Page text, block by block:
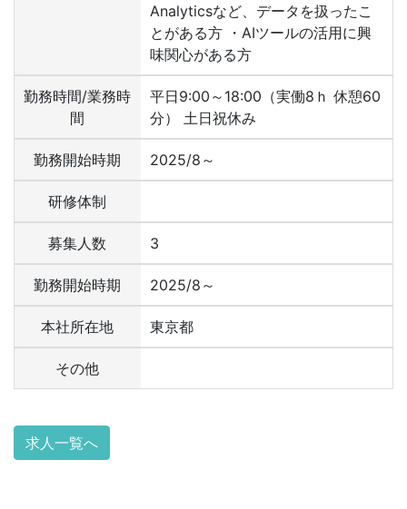
Analyticsなど、データを扱ったこ
とがある方 ・AIツールの活用に興
味関心がある方
勤務時間/業務時
間
平日9:00～18:00（実働8ｈ 休憩60
分） 土日祝休み
勤務開始時期 2025/8～
研修体制
募集人数 3
勤務開始時期 2025/8～
本社所在地 東京都
その他
求人一覧へ